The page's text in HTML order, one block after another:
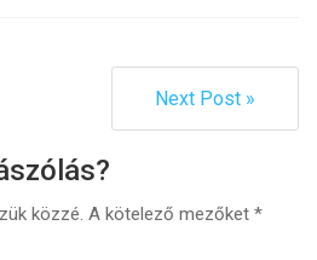
Next Post »
közzé. A kötelező mezőket *